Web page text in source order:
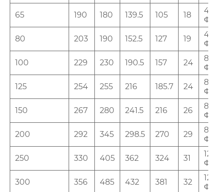
65 190 180 139.5 105 18
4-
Φ19
80 203 190 152.5 127 19
4-
Φ19
100 229 230 190.5 157 24
8-
Φ19
125 254 255 216 185.7 24
8-
150 267 280 241.5 216 26
8-
200 292 345 298.5 270 29
8-
250 330 405 362 324 31
12-
300 356 485 432 381 32
12-